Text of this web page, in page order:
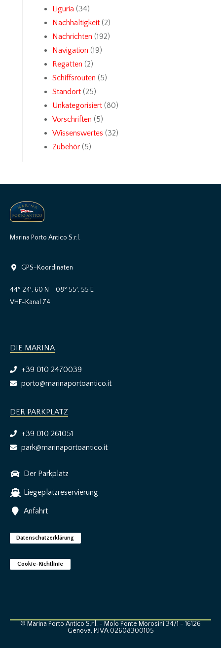
Liguria (34)
Nachhaltigkeit (2)
Nachrichten (192)
Navigation (19)
Regatten (2)
Schiffsrouten (5)
Standort (25)
Unkategorisiert (80)
Vorschriften (5)
Wissenswertes (32)
Zubehör (5)
Marina Porto Antico S.r.l.
GPS-Koordinaten
44° 24′, 60 N – 08° 55′, 55 E
VHF-Kanal 74
DIE MARINA
+39 010 2470039
porto@marinaportoantico.it
DER PARKPLATZ
+39 010 261051
park@marinaportoantico.it
Der Parkplatz
Liegeplatzreservierung
Anfahrt
Datenschutzerklärung
Cookie-Richtlinie
© Marina Porto Antico S.r.l. - Molo Ponte Morosini 34/1 - 16126
Genova, P.IVA 02608300105